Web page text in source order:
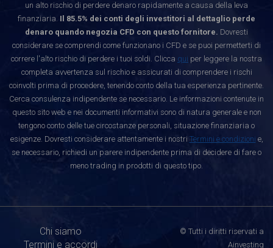
un alto rischio di perdere denaro rapidamente a causa della leva
finanziaria. Il 85.5% dei conti degli investitori al dettaglio perde
denaro quando negozia CFD con questo fornitore. Dovresti
considerare se comprendi come funzionano i CFD e se puoi permetterti di
correre l'alto rischio di perdere i tuoi soldi. Clicca qui per leggere la nostra
completa avvertenza sul rischio e assicurati di comprendere i rischi
coinvolti prima di procedere, tenendo conto della tua esperienza pertinente.
Cerca consulenza indipendente se necessario. Le informazioni contenute in
questo sito web e nei documenti informativi sono di natura generale e non
tengono conto delle tue circostanze personali, situazione finanziaria o
esigenze. Dovresti considerare attentamente i nostri Termini e condizioni e,
se necessario, richiedi un parere indipendente prima di decidere di fare o
meno trading in prodotti di questo tipo.
Chi siamo
Termini e accordi
© Tutti i diritti riservati a
Ainvesting